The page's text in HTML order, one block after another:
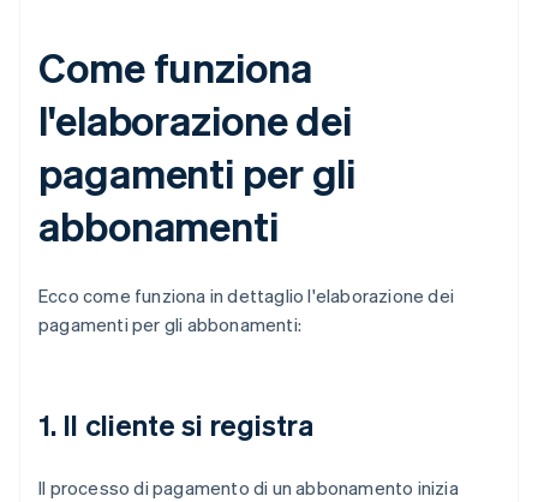
Come funziona
l'elaborazione dei
pagamenti per gli
abbonamenti
Ecco come funziona in dettaglio l'elaborazione dei
pagamenti per gli abbonamenti:
1. Il cliente si registra
Il processo di pagamento di un abbonamento inizia